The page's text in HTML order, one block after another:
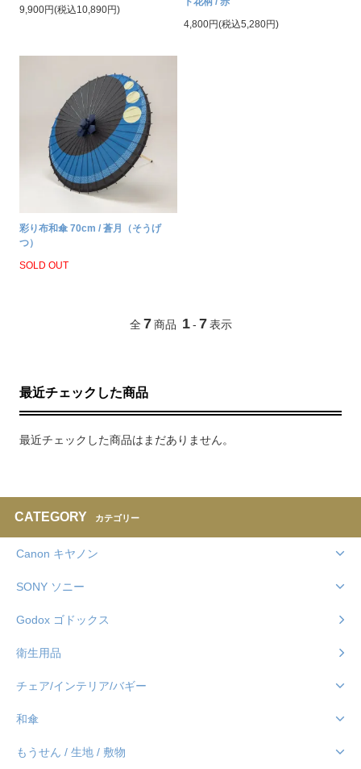
9,900円(税込10,890円)
4,800円(税込5,280円)
彩り布和傘 70cm / 蒼月（そうげ
つ）
SOLD OUT
全 7 商品 1 - 7 表示
最近チェックした商品
最近チェックした商品はまだありません。
CATEGORY カテゴリー
Canon キヤノン
SONY ソニー
Godox ゴドックス
衛生用品
チェア/インテリア/バギー
和傘
もうせん / 生地 / 敷物